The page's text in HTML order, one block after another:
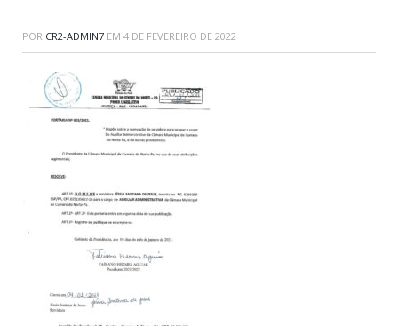
POR CR2-ADMIN7 EM 4 DE FEVEREIRO DE 2022